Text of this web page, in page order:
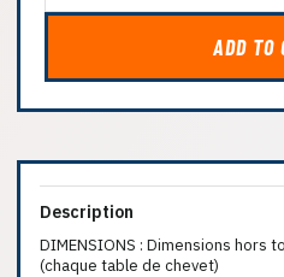
ADD TO
Description
DIMENSIONS : Dimensions hors
(chaque table de chevet)